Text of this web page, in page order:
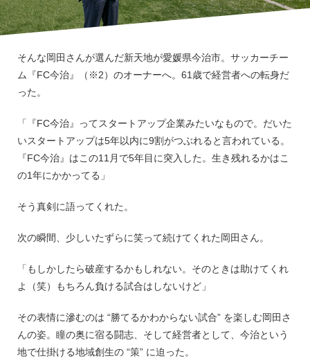
そんな岡田さんが選んだ新天地が愛媛県今治市。サッカーチー
ム『FC今治』（※2）のオーナーへ。61歳で経営者への転身だ
った。
「『FC今治』ってスタートアップ企業みたいなもので。だいた
いスタートアップは5年以内に9割がつぶれると言われている。
『FC今治』はこの11月で5年目に突入した。生き残れるかはこ
の1年にかかってる」
そう真剣に語ってくれた。
次の瞬間、少しいたずらに笑って続けてくれた岡田さん。
「もしかしたら破産するかもしれない。そのときは助けてくれ
よ（笑）もちろん負ける試合はしないけど」
その表情に滲むのは “勝てるかわからない試合” を楽しむ岡田さ
んの姿。瞳の奥に宿る闘志、そして経営者として、今治という
地で仕掛ける地域創生の “策” に迫った。